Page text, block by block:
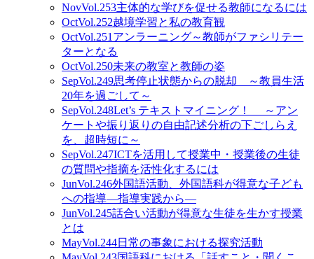
NovVol.253主体的な学びを促せる教師になるには
OctVol.252越境学習と私の教育観
OctVol.251 アンラーニング～教師がファシリテー
ターとなる
OctVol.250未来の教室と教師の姿
SepVol.249思考停止状態からの脱却 ～教員生活
20年を過ごして～
SepVol.248Let’s テキストマイニング！ ～アン
ケートや振り返りの自由記述分析の下ごしらえ
を、超時短に～
SepVol.247ICTを活用して授業中・授業後の生徒
の質問や指摘を活性化するには
JunVol.246外国語活動、外国語科が得意な子ども
への指導―指導実践から―
JunVol.245話合い活動が得意な生徒を生かす授業
とは
MayVol.244日常の事象における探究活動